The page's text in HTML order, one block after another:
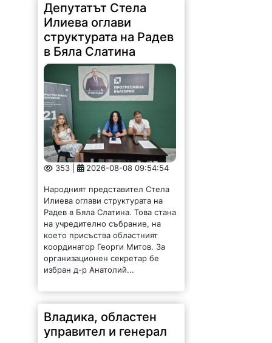
Депутатът Стела
Илиева оглави
структурата на Радев
в Бяла Слатина
353 | 2026-08-08 09:54:54
Народният представител Стела
Илиева оглави структурата на
Радев в Бяла Слатина. Това стана
на учредително събрание, на
което присъства областният
координатор Георги Митов. За
организационен секретар бе
избран д-р Анатолий...
Владика, областен
управител и генерал